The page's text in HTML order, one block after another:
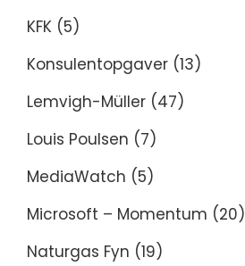
KFK (5)
Konsulentopgaver (13)
Lemvigh-Müller (47)
Louis Poulsen (7)
MediaWatch (5)
Microsoft – Momentum (20)
Naturgas Fyn (19)